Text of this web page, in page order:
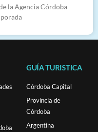
la Agencia Córdoba
GUÍA TURISTICA
Córdoba Capital
Provincia de
Córdoba
Argentina